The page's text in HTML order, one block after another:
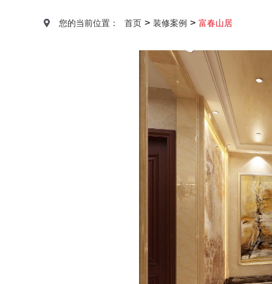
您的当前位置： 首页 > 装修案例 > 富春山居